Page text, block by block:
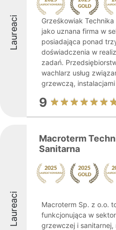
Laureaci
Grześkowiak Technika
jako uznana firma w
posiadająca ponad
doświadczenia w
zadań.
wachlarz usług
grzewczą, instalacjami
9
Laureaci
Macroterm
Sanitarna
Macroterm Sp. z o.o.
funkcjonująca w
grzewczej i sanitarnej,